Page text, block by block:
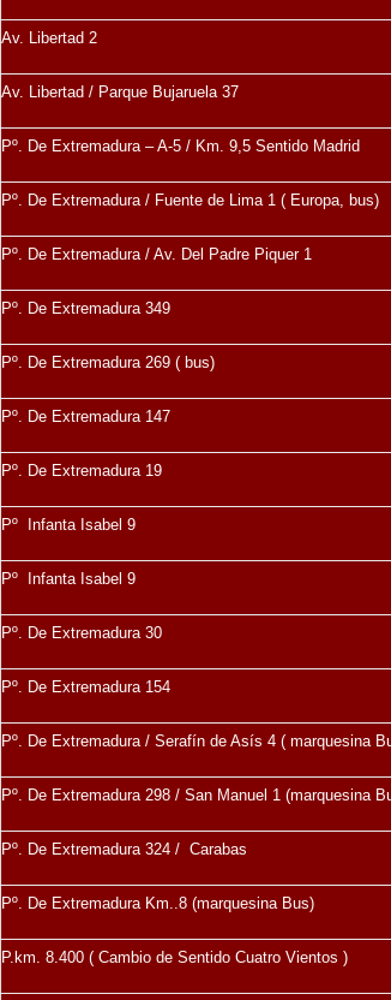
Av. Libertad 2
Av. Libertad / Parque Bujaruela 37
Pº. De Extremadura – A-5 / Km. 9,5 Sentido Madrid
Pº. De Extremadura / Fuente de Lima 1 ( Europa, bus)
Pº. De Extremadura / Av. Del Padre Piquer 1
Pº. De Extremadura 349
Pº. De Extremadura 269 ( bus)
Pº. De Extremadura 147
Pº. De Extremadura 19
Pº Infanta Isabel 9
Pº Infanta Isabel 9
Pº. De Extremadura 30
Pº. De Extremadura 154
Pº. De Extremadura / Serafín de Asís 4 ( marquesina
Pº. De Extremadura 298 / San Manuel 1 (marquesina
Pº. De Extremadura 324 / Carabas
Pº. De Extremadura Km..8 (marquesina Bus)
P.km. 8.400 ( Cambio de Sentido Cuatro Vientos )